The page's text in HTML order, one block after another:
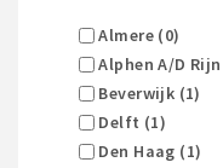
Almere (0)
Alphen A/d
Beverwijk (1)
Delft (1)
Den Haag (1)